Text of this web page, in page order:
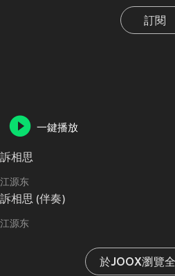
訂閱
一鍵播放
訴相思
江源东
訴相思 (伴奏)
江源东
於JOOX瀏覽